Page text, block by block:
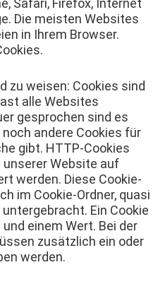
Safari, Firefox, Internet
Die meisten Websites
in Ihrem Browser.
zu weisen: Cookies sind
alle Websites
gesprochen sind es
andere Cookies für
gibt. HTTP-Cookies
unserer Website auf
werden. Diese Cookie-
im Cookie-Ordner, quasi
Ein Cookie
einem Wert. Bei der
zusätzlich ein oder
werden.